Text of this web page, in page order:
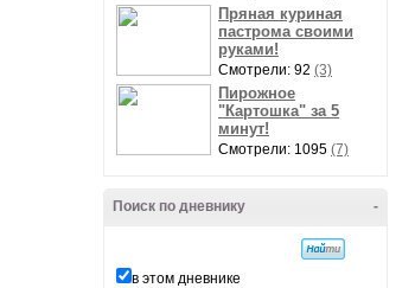
Пряная куриная
пастрома своими
руками!
Смотрели: 92 (3)
Пирожное
"Картошка" за 5
минут!
Смотрели: 1095 (7)
-
Поиск по дневнику
в этом дневнике